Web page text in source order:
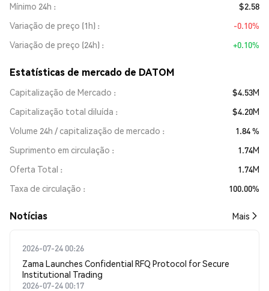
Mínimo 24h
$2.58
Variação de preço (1h)
-0.10%
Variação de preço (24h)
+0.10%
Estatísticas de mercado de DATOM
Capitalização de Mercado
$4.53M
Capitalização total diluída
$4.20M
Volume 24h / capitalização de mercado
1.84 %
Suprimento em circulação
1.74M
Oferta Total
1.74M
Taxa de circulação
100.00%
​​Notícias​​ Mais
2026-07-24 00:26
Zama Launches Confidential RFQ Protocol for Secure
Institutional Trading
2026-07-24 00:17